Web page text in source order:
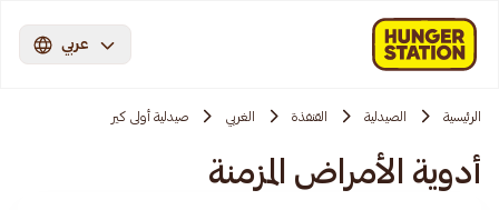
عربي
الرئيسية الصيدلية القنفذة الغربي صيدلية أولى كير
أدوية الأمراض المزمنة